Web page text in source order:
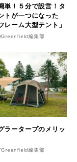
単！５分で設営！タ
トが一つになった
レーム大型テント」
Greenfield編集部
ラータープのメリッ
Greenfield編集部